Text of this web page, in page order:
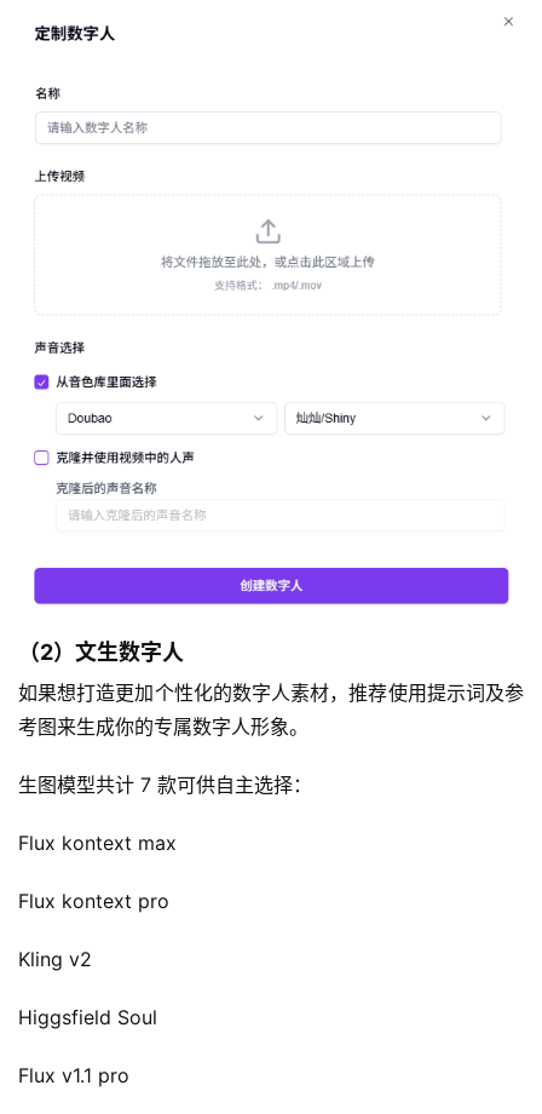
3
2
.
I
网
题
类
更
（2）文生数字人
如果想打造更加个性化的数字人素材，推荐使用提示词及参
考图来生成你的专属数字人形象。
生图模型共计 7 款可供自主选择：
Flux kontext max
Flux kontext pro
Kling v2
Higgsfield Soul
Flux v1.1 pro